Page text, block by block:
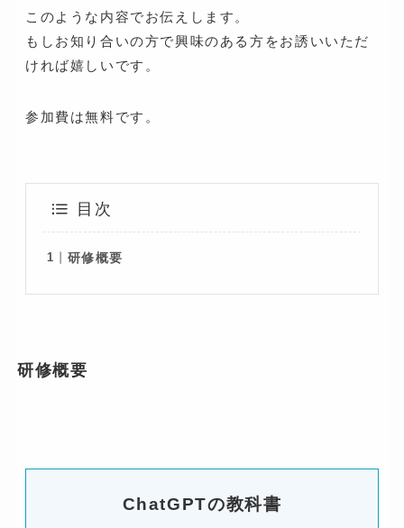
このような内容でお伝えします。
もしお知り合いの方で興味のある方をお誘いいただ
ければ嬉しいです。
参加費は無料です。
目次
研修概要
研修概要
ChatGPTの教科書